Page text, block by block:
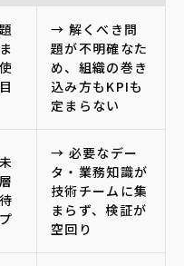
→ 解くべき問
題が不明確なた
め、組織の巻き
込み方もKPIも
定まらない
→ 必要なデー
タ・業務知識が
技術チームに集
まらず、検証が
空回り